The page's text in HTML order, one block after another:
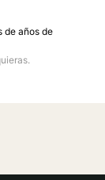
de años de